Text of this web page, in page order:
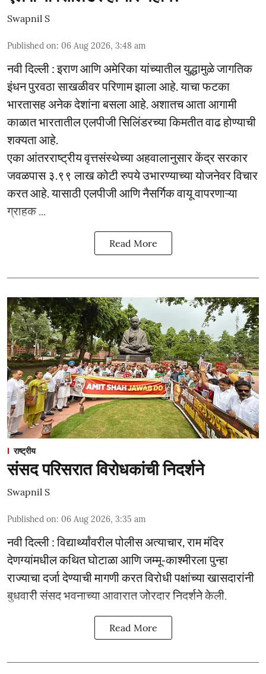
Swapnil S
Published on: 06 Aug 2026, 3:48 am
नवी दिल्ली : इराण आणि अमेरिका यांच्यातील युद्धामुळे जागतिक
इंधन पुरवठा साखळीवर परिणाम झाला आहे. याचा फटका
भारतासह अनेक देशांना बसला आहे. अशातच आता आगामी
काळात भारतातील एलपीजी सिलिंडरच्या किमतीत वाढ होण्याची
शक्यता आहे.
एका आंतरराष्ट्रीय वृत्तसंस्थेच्या अहवालानुसार केंद्र सरकार
जवळपास ३.९९ लाख कोटी रुपये उभारण्याच्या योजनेवर विचार
करत आहे. यासाठी एलपीजी आणि नैसर्गिक वायू वापरणाऱ्या
ग्राहक ...
Read More
राष्ट्रीय
संसद परिसरात विरोधकांची निदर्शने
Swapnil S
Published on: 06 Aug 2026, 3:35 am
नवी दिल्ली : विद्यार्थ्यांवरील पोलीस अत्याचार, राम मंदिर
देणग्यांमधील कथित घोटाळा आणि जम्मू-काश्मीरला पुन्हा
राज्याचा दर्जा देण्याची मागणी करत विरोधी पक्षांच्या खासदारांनी
बुधवारी संसद भवनाच्या आवारात जोरदार निदर्शने केली.
Read More